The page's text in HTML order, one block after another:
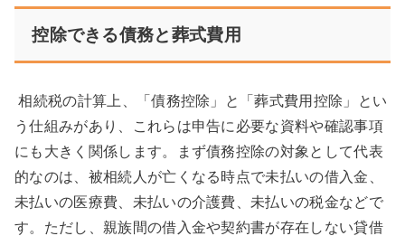
控除できる債務と葬式費用
相続税の計算上、「債務控除」と「葬式費用控除」とい
う仕組みがあり、これらは申告に必要な資料や確認事項
にも大きく関係します。まず債務控除の対象として代表
的なのは、被相続人が亡くなる時点で未払いの借入金、
未払いの医療費、未払いの介護費、未払いの税金などで
す。ただし、親族間の借入金や契約書が存在しない貸借